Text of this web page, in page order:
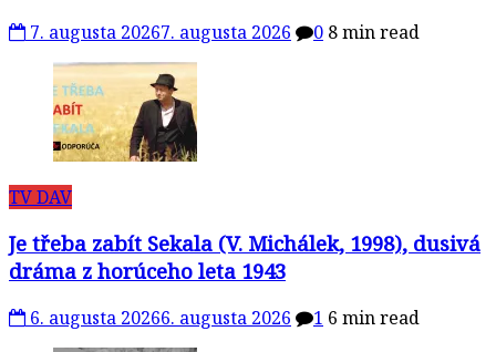
7. augusta 20267. augusta 2026 0 8 min read
TV DAV
Je třeba zabít Sekala (V. Michálek, 1998), dusivá
dráma z horúceho leta 1943
6. augusta 20266. augusta 2026 1 6 min read